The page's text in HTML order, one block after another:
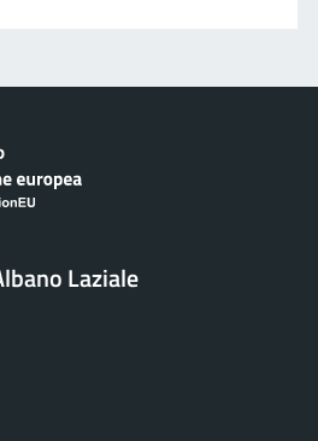
Laziale